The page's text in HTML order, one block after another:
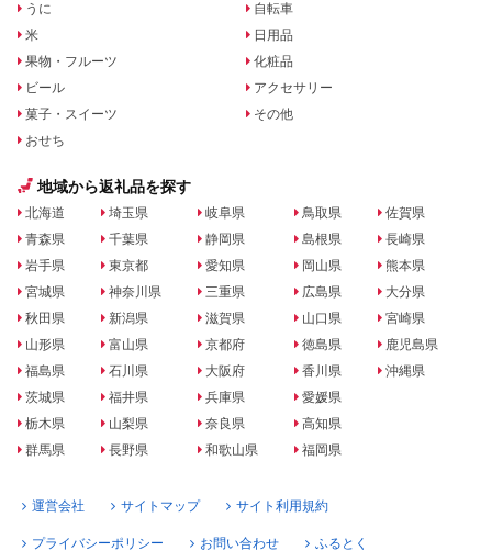
うに
米
果物・フルーツ
ビール
菓子・スイーツ
おせち
自転車
日用品
化粧品
アクセサリー
その他
地域から返礼品を探す
北海道
青森県
岩手県
宮城県
秋田県
山形県
福島県
茨城県
栃木県
群馬県
埼玉県
千葉県
東京都
神奈川県
新潟県
富山県
石川県
福井県
山梨県
長野県
岐阜県
静岡県
愛知県
三重県
滋賀県
京都府
大阪府
兵庫県
奈良県
和歌山県
鳥取県
島根県
岡山県
広島県
山口県
徳島県
香川県
愛媛県
高知県
福岡県
佐賀県
長崎県
熊本県
大分県
宮崎県
鹿児島県
沖縄県
運営会社 サイトマップ サイト利用規約
プライバシーポリシー お問い合わせ ふるとく